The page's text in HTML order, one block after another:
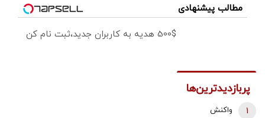
مطالب پیشنهادی
500$ هدیه به کاربران جدید،ثبت نام کن
پربازدیدترین‌ها
واکنش
1